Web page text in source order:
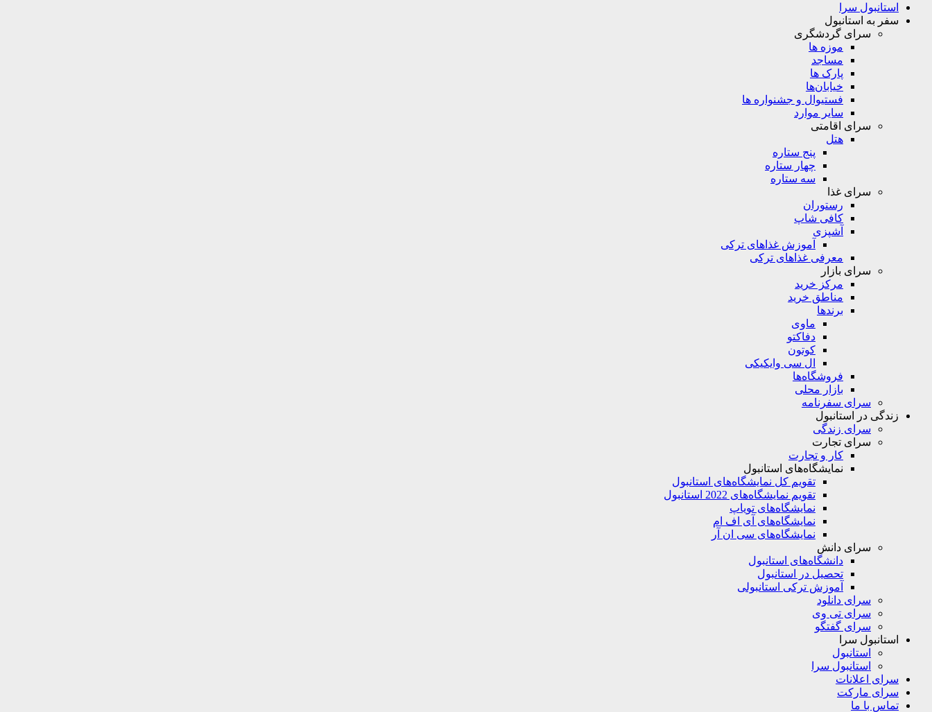
استانبول سرا
سفر به استانبول
سرای گردشگری
موزه ها
مساجد
پارک ها
خیابان‌ها
فستیوال و جشنواره ها
سایر موارد
سرای اقامتی
هتل
پنج ستاره
چهار ستاره
سه ستاره
سرای غذا
رستوران
کافی شاپ
آشپزی
آموزش غذاهای ترکی
معرفی غذاهای ترکی
سرای بازار
مرکز خرید
مناطق خرید
برندها
ماوی
دفاکتو
کوتون
ال سی وایکیکی
فروشگاه‌ها
بازار محلی
سرای سفرنامه
زندگی در استانبول
سرای زندگی
سرای تجارت
کار و تجارت
نمایشگاه‌های استانبول
تقویم کل نمایشگاه‌های استانبول
تقویم نمایشگاه‌های 2022 استانبول
نمایشگاه‌های تویاپ
نمایشگاه‌های آی اف ام
نمایشگاه‌های سی ان آر
سرای دانش
دانشگاه‌های استانبول
تحصیل در استانبول
آموزش ترکی استانبولی
سرای دانلود
سرای تی وی
سرای گفتگو
استانبول سرا
استانبول
استانبول سرا
سرای اعلانات
سرای مارکت
تماس با ما